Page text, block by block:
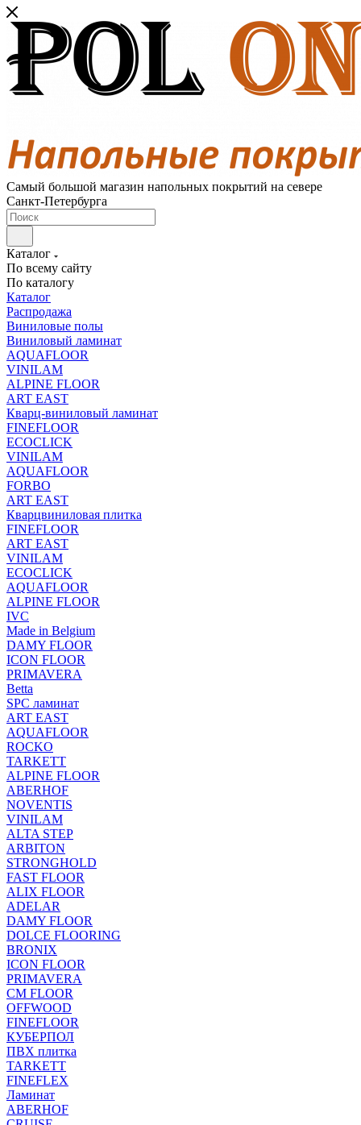
Самый большой магазин напольных покрытий на севере
Санкт-Петербурга
Каталог
По всему сайту
По каталогу
Каталог
Распродажа
Виниловые полы
Виниловый ламинат
AQUAFLOOR
VINILAM
ALPINE FLOOR
ART EAST
Кварц-виниловый ламинат
FINEFLOOR
ECOCLICK
VINILAM
AQUAFLOOR
FORBO
ART EAST
Кварцвиниловая плитка
FINEFLOOR
ART EAST
VINILAM
ECOCLICK
AQUAFLOOR
ALPINE FLOOR
IVC
Made in Belgium
DAMY FLOOR
ICON FLOOR
PRIMAVERA
Betta
SPC ламинат
ART EAST
AQUAFLOOR
ROCKO
TARKETT
ALPINE FLOOR
ABERHOF
NOVENTIS
VINILAM
ALTA STEP
ARBITON
STRONGHOLD
FAST FLOOR
ALIX FLOOR
ADELAR
DAMY FLOOR
DOLCE FLOORING
BRONIX
ICON FLOOR
PRIMAVERA
CM FLOOR
OFFWOOD
FINEFLOOR
КУБЕРПОЛ
ПВХ плитка
TARKETT
FINEFLEX
Ламинат
ABERHOF